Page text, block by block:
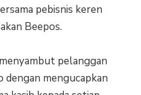
pebisnis keren
Beepos.
pelanggan
mengucapkan